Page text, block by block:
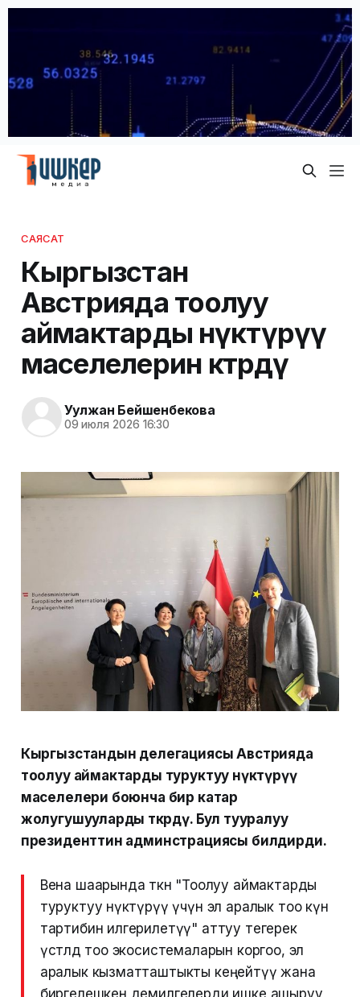
САЯСАТ
Кыргызстан
Австрияда тоолуу
аймактарды өнүктүрүү
маселелерин көтөрдү
Уулжан Бейшенбекова
09 июля 2026 16:30
Кыргызстандын делегациясы Австрияда
тоолуу аймактарды туруктуу өнүктүрүү
маселелери боюнча бир катар
жолугушууларды өткөрдү. Бул тууралуу
президенттин админстрациясы билдирди.
Вена шаарында өткөн "Тоолуу аймактарды
туруктуу өнүктүрүү үчүн эл аралык тоо күн
тартибин илгерилетүү" аттуу тегерек
үстөлдө тоо экосистемаларын коргоо, эл
аралык кызматташтыкты кеңейтүү жана